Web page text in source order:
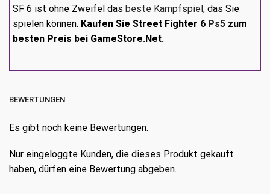
SF 6 ist ohne Zweifel das beste Kampfspiel , das Sie
spielen können. Kaufen Sie Street Fighter 6 Ps5 zum
besten Preis bei GameStore.Net.
BEWERTUNGEN
Es gibt noch keine Bewertungen.
Nur eingeloggte Kunden, die dieses Produkt gekauft
haben, dürfen eine Bewertung abgeben.